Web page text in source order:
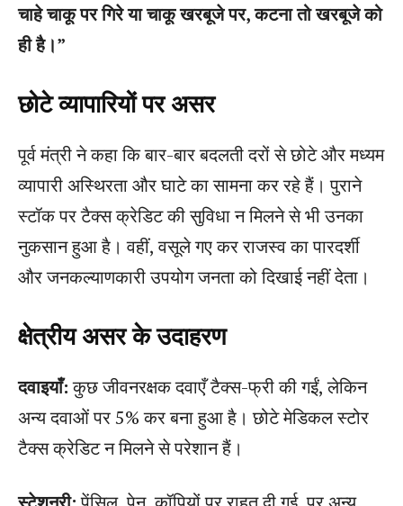
चाहे चाकू पर गिरे या चाकू खरबूजे पर, कटना तो खरबूजे को
ही है।”
छोटे व्यापारियों पर असर
पूर्व मंत्री ने कहा कि बार-बार बदलती दरों से छोटे और मध्यम
व्यापारी अस्थिरता और घाटे का सामना कर रहे हैं। पुराने
स्टॉक पर टैक्स क्रेडिट की सुविधा न मिलने से भी उनका
नुकसान हुआ है। वहीं, वसूले गए कर राजस्व का पारदर्शी
और जनकल्याणकारी उपयोग जनता को दिखाई नहीं देता।
क्षेत्रीय असर के उदाहरण
दवाइयाँ:कुछ जीवनरक्षक दवाएँ टैक्स-फ्री की गईं, लेकिन
अन्य दवाओं पर 5% कर बना हुआ है। छोटे मेडिकल स्टोर
टैक्स क्रेडिट न मिलने से परेशान हैं।